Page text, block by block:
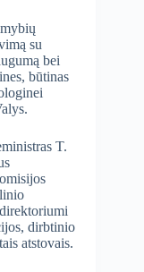
su
bei
būtinas
T.
dirbtinio
atstovais.